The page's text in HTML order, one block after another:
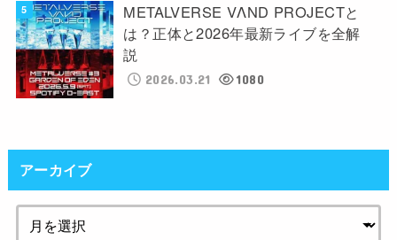
METALVERSE VΛND PROJECTと
は？正体と2026年最新ライブを全解
説
2026.03.21 1080
アーカイブ